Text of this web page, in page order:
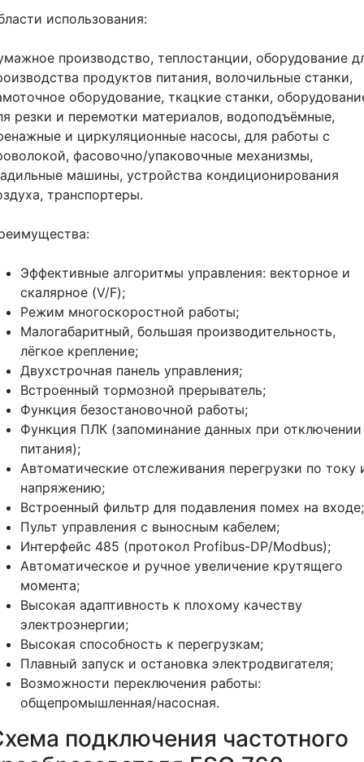
использования:
производство, теплостанции, оборудование
продуктов питания, волочильные станки,
оборудование, ткацкие станки,
резки и перемотки материалов, водоподъёмные,
и циркуляционные насосы, для работы с
фасовочно/упаковочные механизмы,
машины, устройства кондиционирования
транспортеры.
Эффективные алгоритмы управления: векторное и
скалярное (V/F);
Режим многоскоростной работы;
Малогабаритный, большая производительность,
лёгкое крепление;
Двухстрочная панель управления;
Встроенный тормозной прерыватель;
Функция безостановочной работы;
Функция ПЛК (запоминание данных при отключении
питания);
Автоматические отслеживания перегрузки по току
напряжению;
Встроенный фильтр для подавления помех на входе;
Пульт управления с выносным кабелем;
Интерфейс 485 (протокол Profibus-DP/Modbus);
Автоматическое и ручное увеличение крутящего
момента;
Высокая адаптивность к плохому качеству
электроэнергии;
Высокая способность к перегрузкам;
Плавный запуск и остановка электродвигателя;
Возможности переключения работы:
общепромышленная/насосная.
подключения частотного